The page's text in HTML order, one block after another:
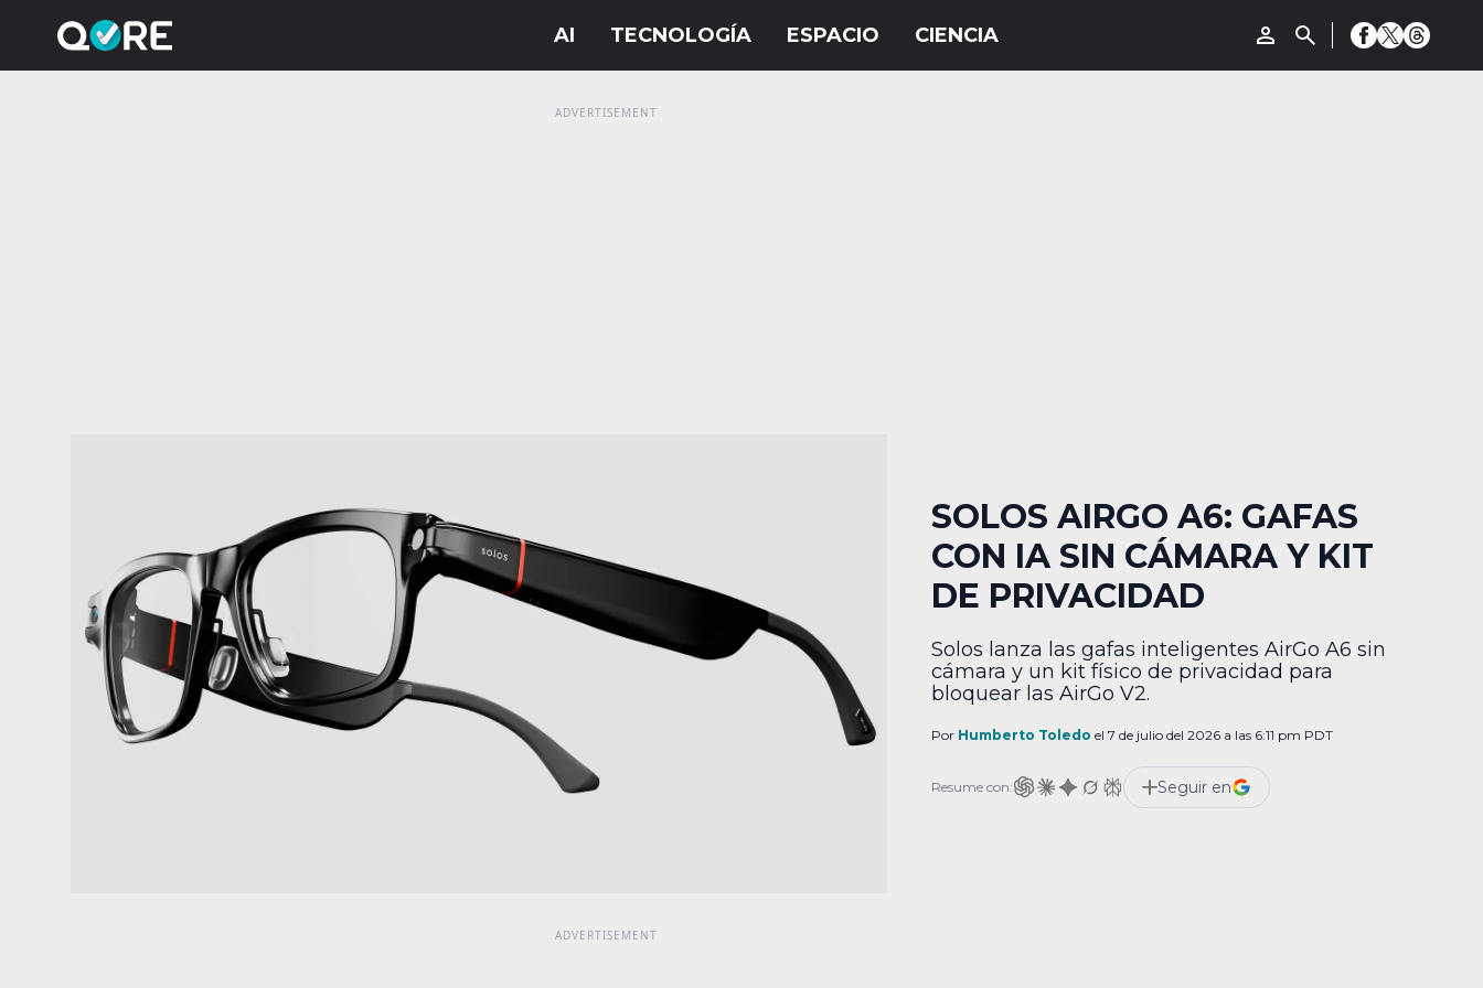
SOLOS AIRGO A6: GAFAS
CON IA SIN CÁMARA Y KIT
DE PRIVACIDAD
Solos lanza las gafas inteligentes AirGo A6 sin
cámara y un kit físico de privacidad para
bloquear las AirGo V2.
Por Humberto Toledo el 7 de julio del 2026 a las 6:11 pm PDT
Resume con: Seguir en